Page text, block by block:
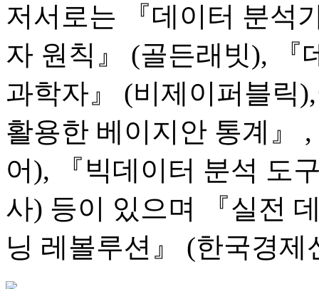
저서로는 『데이터 분석
자 원칙』 (골든래빗), 『
과학자』 (비제이퍼블릭
활용한 베이지안 통계』
어), 『빅데이터 분석 도
사) 등이 있으며 『실전
닝 레볼루션』 (한국경